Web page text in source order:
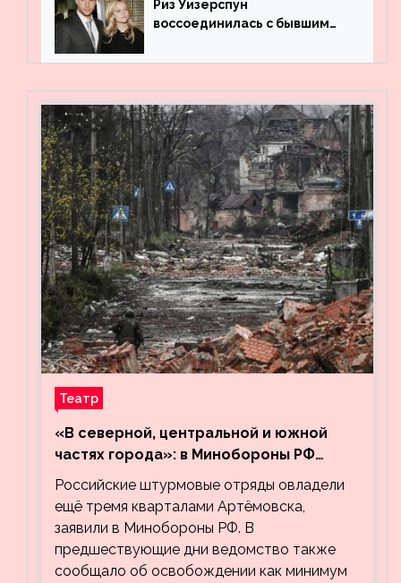
Риз Уизерспун
воссоединилась с бывшим
Театр
«В северной, центральной и южной
частях города»: в Минобороны РФ
заявили об освобождении ещё трёх
кварталов Артёмовска
Российские штурмовые отряды овладели
ещё тремя кварталами Артёмовска,
заявили в Минобороны РФ. В
предшествующие дни ведомство также
сообщало об освобождении как минимум